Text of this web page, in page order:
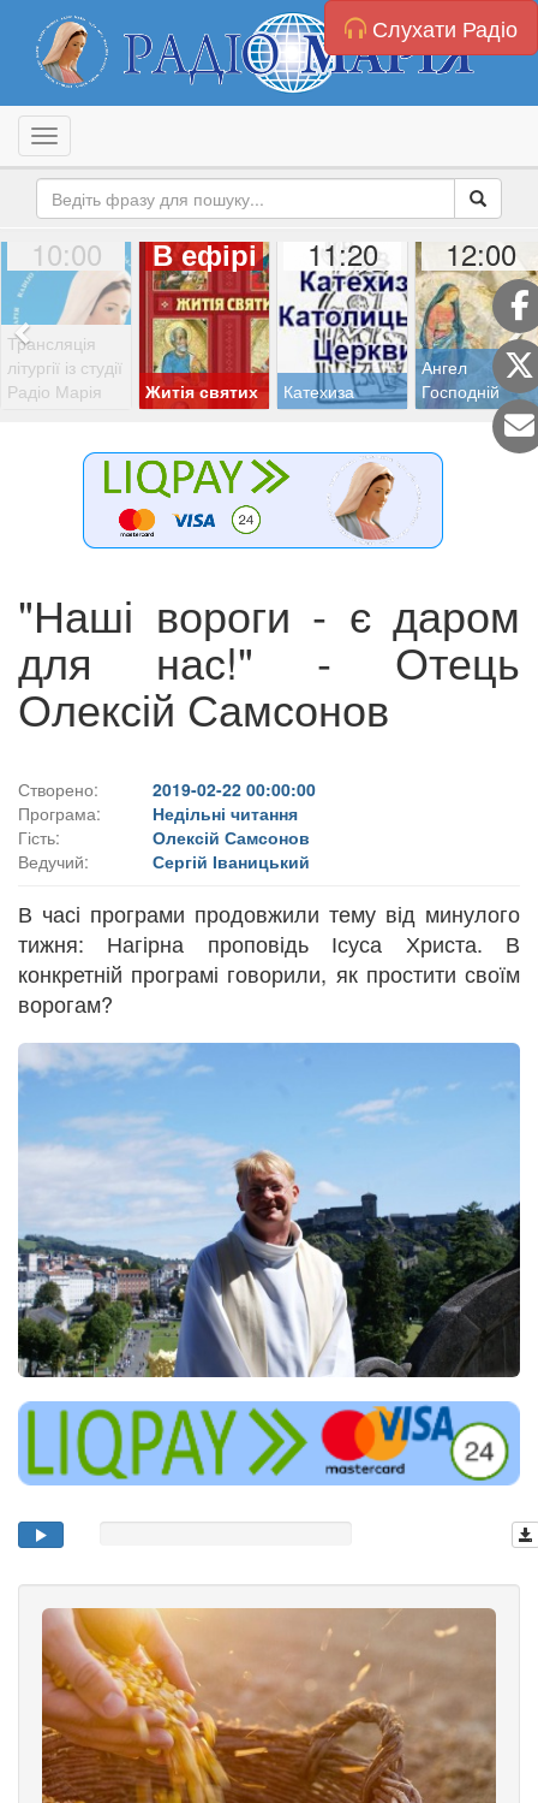
Слухати Радіо
Toggle navigation
10:00
Трансляція
літургії із студії
Радіо Марія
В ефірі
Житія святих
11:20
Катехиза
12:00
Ангел
Господній
"Наші вороги - є даром
для нас!" - Отець
Олексій Самсонов
Створено:
2019-02-22 00:00:00
Програма:
Недільні читання
Гість:
Олексій Самсонов
Ведучий:
Сергій Іваницький
В часі програми продовжили тему від минулого
тижня: Нагірна проповідь Ісуса Христа. В
конкретній програмі говорили, як простити своїм
ворогам?